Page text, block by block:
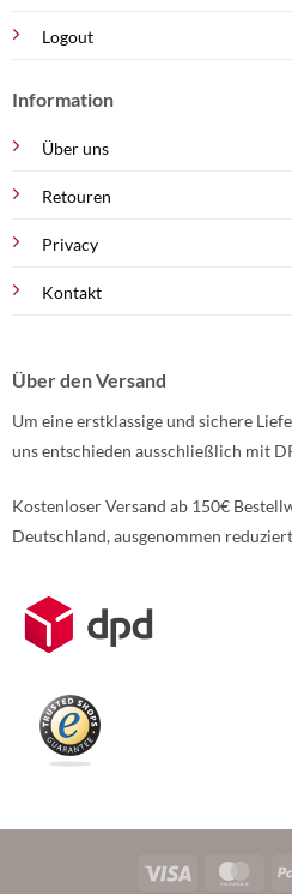
Logout
Information
Über uns
Retouren
Privacy
Kontakt
Über den Versand
Um eine erstklassige und sichere
uns entschieden ausschließlich mit
Kostenloser Versand ab 150€
Deutschland, ausgenommen
Weitere Informationen über den
Visa